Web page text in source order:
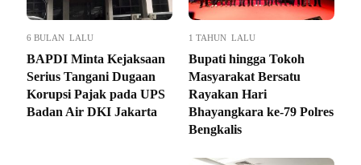
6 BULAN LALU
BAPDI Minta Kejaksaan
Serius Tangani Dugaan
Korupsi Pajak pada UPS
Badan Air DKI Jakarta
1 TAHUN LALU
Bupati hingga Tokoh
Masyarakat Bersatu
Rayakan Hari
Bhayangkara ke-79 Polres
Bengkalis